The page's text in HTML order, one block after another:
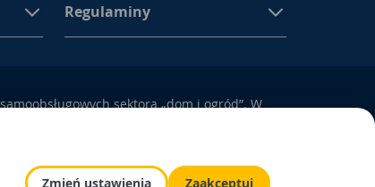
Zmień ustawienia Zaakceptuj
Regulaminy
sektora „dom i ogród”. W
domu.